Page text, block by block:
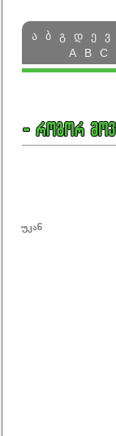
ა
ბ გ დ ე ვ
A
B C
უკან